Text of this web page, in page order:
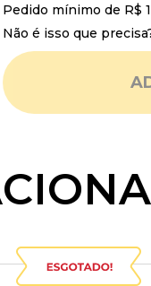
Pedido mínimo de R$
Não é isso que